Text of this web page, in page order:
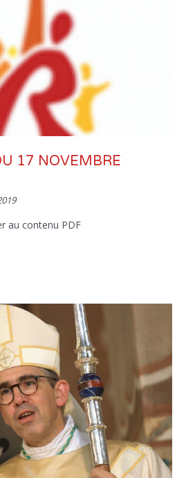
17 NOVEMBRE
au contenu PDF